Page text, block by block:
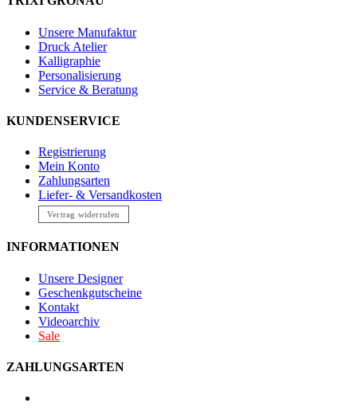
Unsere Manufaktur
Druck Atelier
Kalligraphie
Personalisierung
Service & Beratung
KUNDENSERVICE
Registrierung
Mein Konto
Zahlungsarten
Liefer- & Versandkosten
Vertrag widerrufen
INFORMATIONEN
Unsere Designer
Geschenkgutscheine
Kontakt
Videoarchiv
Sale
ZAHLUNGSARTEN